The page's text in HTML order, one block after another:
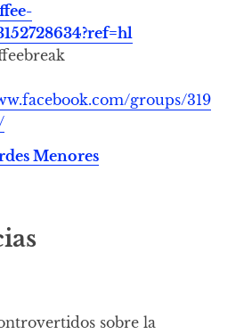
groups/319
Menores
sobre la